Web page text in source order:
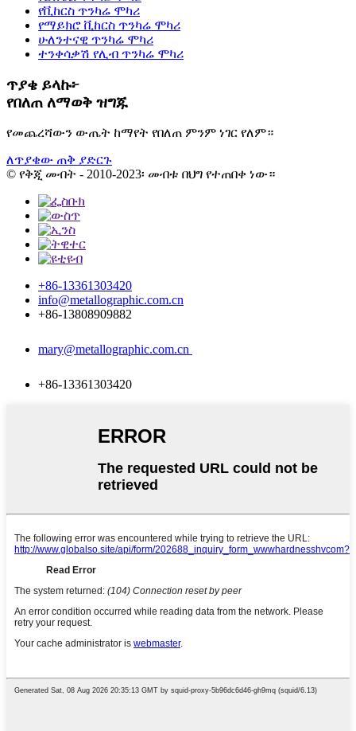
የቪከርስ ጥንካሬ ሞካሪ
የማይክሮ ቪከርስ ጥንካሬ ሞካሪ
ሁለንተናዊ ጥንካሬ ሞካሪ
ተንቀሳቃሽ የሊብ ጥንካሬ ሞካሪ
ጥያቄ ይላኩ፦
የበለጠ ለማወቅ ዝግጁ
የመጨረሻውን ውጤት ከማየት የበለጠ ምንም ነገር የለም።
ለጥያቄው ጠቅ ያድርጉ
© የቅጂ መብት - 2010-2023፡ መብቱ በህግ የተጠበቀ ነው።
+86-13361303420
info@metallographic.com.cn
+86-13808909882
mary@metallographic.com.cn
+86-13361303420